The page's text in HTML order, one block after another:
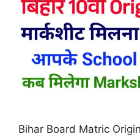
Bihar Board Matric